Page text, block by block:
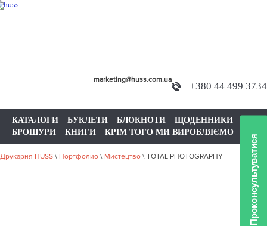
+380 44 499 3734
marketing@huss.com.ua
КАТАЛОГИ БУКЛЕТИ БЛОКНОТИ
ЩОДЕННИКИ
БРОШУРИ
КНИГИ КРІМ ТОГО МИ ВИРОБЛЯЄМО
Друкарня HUSS \ Портфолио \ Мистецтво \ TOTAL PHOTOGRAPHY Проконсультуватися